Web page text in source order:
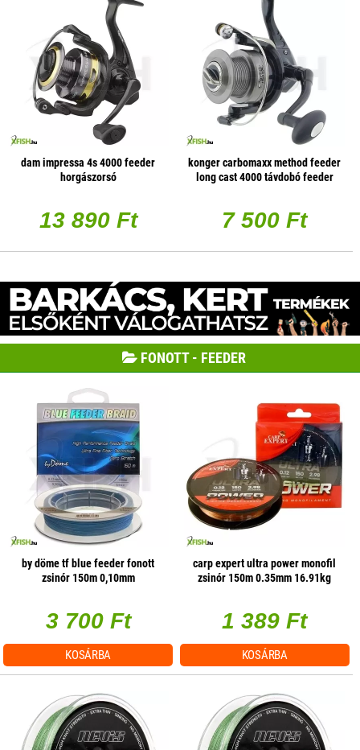
dam impressa 4s 4000 feeder
horgászorsó
13 890 Ft
konger carbomaxx method feeder
long cast 4000 távdobó feeder
7 500 Ft
FONOTT - FEEDER
by döme tf blue feeder fonott
zsinór 150m 0,10mm
3 700 Ft
KOSÁRBA
carp expert ultra power monofil
zsinór 150m 0.35mm 16.91kg
1 389 Ft
KOSÁRBA